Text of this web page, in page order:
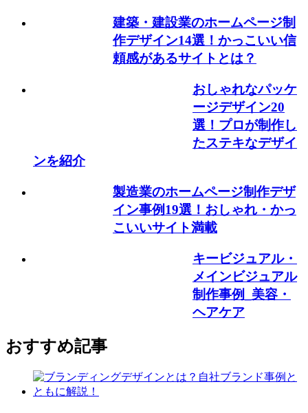
建築・建設業のホームページ制
作デザイン14選！かっこいい信
頼感があるサイトとは？
おしゃれなパッケ
ージデザイン20
選！プロが制作し
たステキなデザイ
ンを紹介
製造業のホームページ制作デザ
イン事例19選！おしゃれ・かっ
こいいサイト満載
キービジュアル・
メインビジュアル
制作事例_美容・
ヘアケア
おすすめ記事